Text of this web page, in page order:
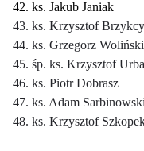
42. ks. Jakub Janiak
43. ks. Krzysztof Brzykcy
44. ks. Grzegorz Woliński
45. śp. ks. Krzysztof
46. ks. Piotr Dobrasz
47. ks. Adam Sarbinowski
48. ks. Krzysztof